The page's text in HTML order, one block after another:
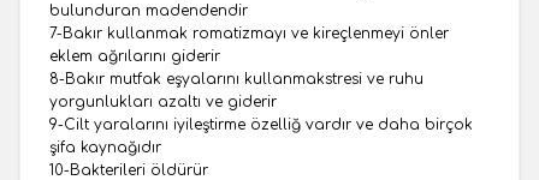
bulunduran madendendir
7-Bakır kullanmak romatizmayı ve kireçlenmeyi önler
eklem ağrılarını giderir
8-Bakır mutfak eşyalarını kullanmakstresi ve ruhu
yorgunlukları azaltı ve giderir
9-Cilt yaralarını iyileştirme özelliğ vardır ve daha birçok
şifa kaynağıdır
10-Bakterileri öldürür